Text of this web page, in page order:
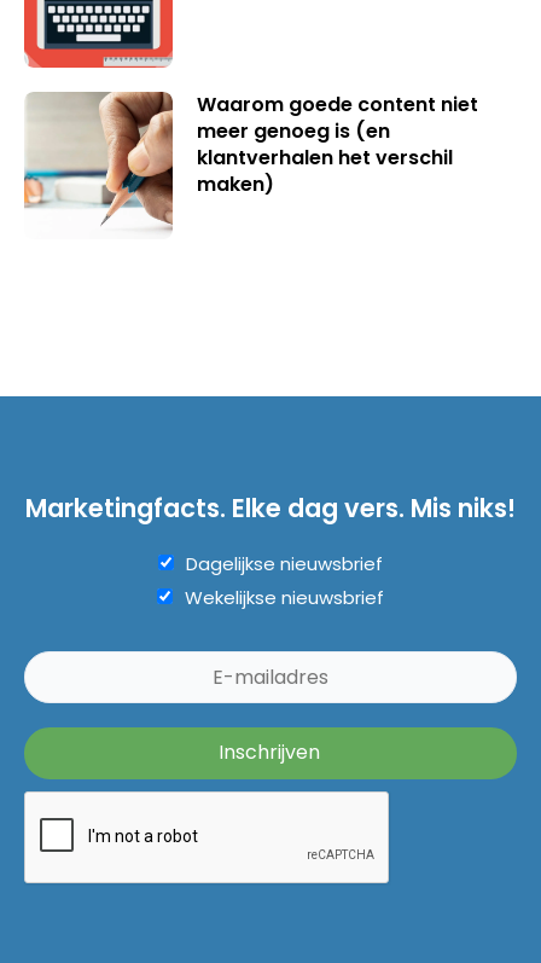
Waarom goede content niet
meer genoeg is (en
klantverhalen het verschil
maken)
Marketingfacts. Elke dag vers. Mis niks!
Dagelijkse nieuwsbrief
Wekelijkse nieuwsbrief